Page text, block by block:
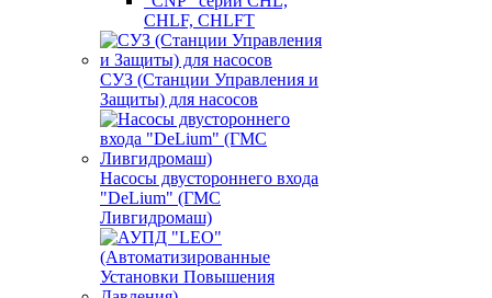
CHLF, CHLFT
СУЗ (Станции Управления и
Защиты) для насосов
Насосы двустороннего входа
"DeLium" (ГМС
Ливгидромаш)